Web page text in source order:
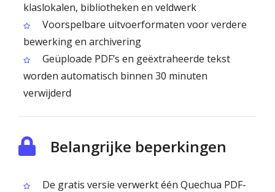
klaslokalen, bibliotheken en veldwerk
Voorspelbare uitvoerformaten voor verdere
bewerking en archivering
Geüploade PDF’s en geëxtraheerde tekst
worden automatisch binnen 30 minuten
verwijderd
Belangrijke beperkingen
De gratis versie verwerkt één Quechua PDF-